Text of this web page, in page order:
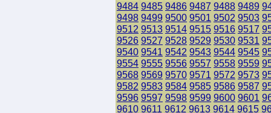
9484 9485 9486 9487 9488 9489
9498 9499 9500 9501 9502 9503
9512 9513 9514 9515 9516 9517
9526 9527 9528 9529 9530 9531
9540 9541 9542 9543 9544 9545
9554 9555 9556 9557 9558 9559
9568 9569 9570 9571 9572 9573
9582 9583 9584 9585 9586 9587
9596 9597 9598 9599 9600 9601
9610 9611 9612 9613 9614 9615